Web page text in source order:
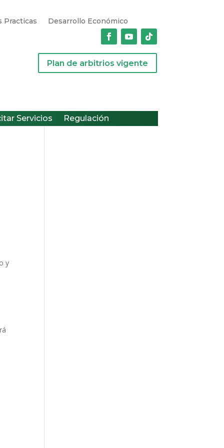
Practicas Desarrollo Económico
Plan de arbitrios vigente
Servicios Regulación
y